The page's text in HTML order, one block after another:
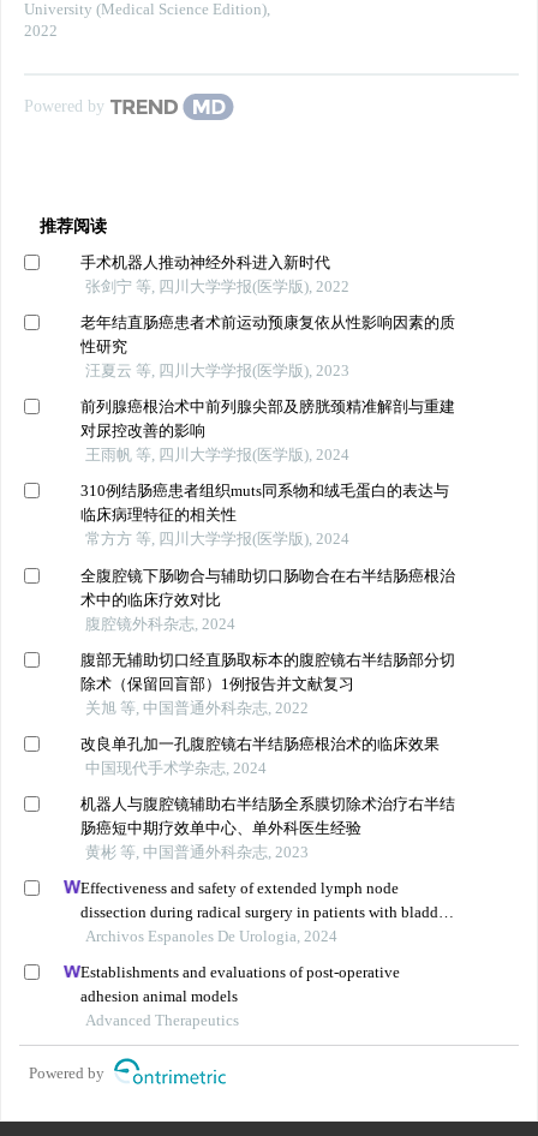
University (Medical Science Edition),
2022
Powered by
推荐阅读
手术机器人推动神经外科进入新时代
张剑宁 等, 四川大学学报(医学版), 2022
老年结直肠癌患者术前运动预康复依从性影响因素的质
性研究
汪夏云 等, 四川大学学报(医学版), 2023
前列腺癌根治术中前列腺尖部及膀胱颈精准解剖与重建
对尿控改善的影响
王雨帆 等, 四川大学学报(医学版), 2024
310例结肠癌患者组织muts同系物和绒毛蛋白的表达与
临床病理特征的相关性
常方方 等, 四川大学学报(医学版), 2024
全腹腔镜下肠吻合与辅助切口肠吻合在右半结肠癌根治
术中的临床疗效对比
腹腔镜外科杂志, 2024
腹部无辅助切口经直肠取标本的腹腔镜右半结肠部分切
除术（保留回盲部）1例报告并文献复习
关旭 等, 中国普通外科杂志, 2022
改良单孔加一孔腹腔镜右半结肠癌根治术的临床效果
中国现代手术学杂志, 2024
机器人与腹腔镜辅助右半结肠全系膜切除术治疗右半结
肠癌短中期疗效单中心、单外科医生经验
黄彬 等, 中国普通外科杂志, 2023
Effectiveness and safety of extended lymph node
dissection during radical surgery in patients with bladder
cancer: a meta-analysis
Archivos Espanoles De Urologia, 2024
Establishments and evaluations of post-operative
adhesion animal models
Advanced Therapeutics
Powered by